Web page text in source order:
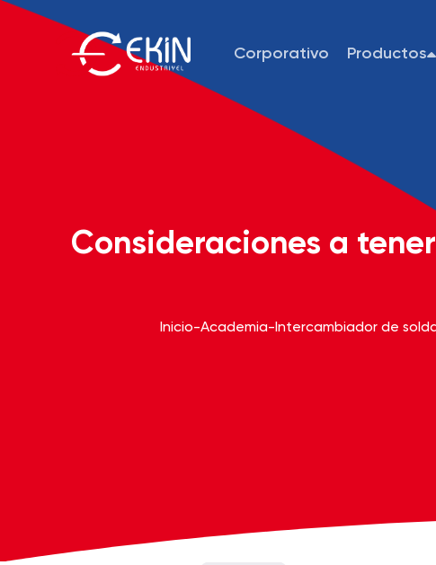
Corporativo Productos
Consideraciones a
Inicio-Academia- Intercambiador de